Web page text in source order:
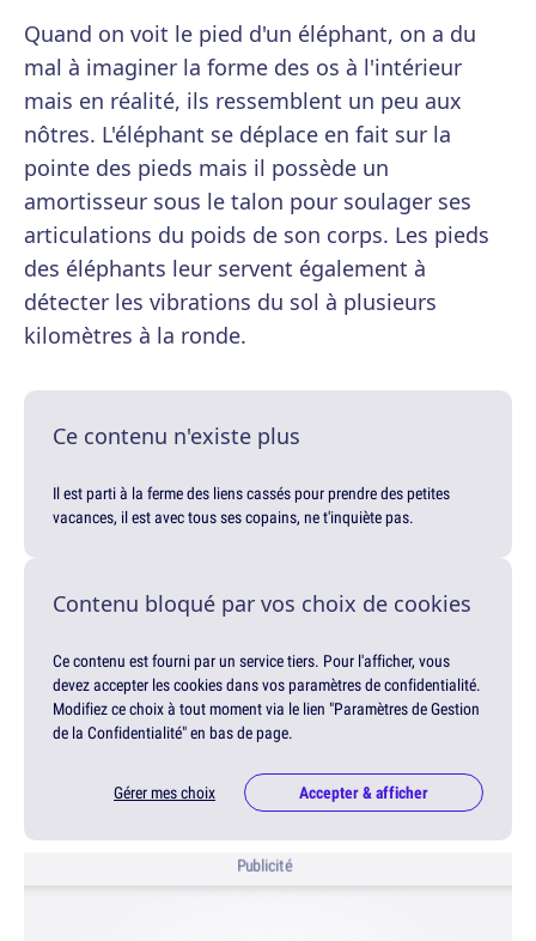
Quand on voit le pied d'un éléphant, on a du
mal à imaginer la forme des os à l'intérieur
mais en réalité, ils ressemblent un peu aux
nôtres. L'éléphant se déplace en fait sur la
pointe des pieds mais il possède un
amortisseur sous le talon pour soulager ses
articulations du poids de son corps. Les pieds
des éléphants leur servent également à
détecter les vibrations du sol à plusieurs
kilomètres à la ronde.
Ce contenu n'existe plus
Il est parti à la ferme des liens cassés pour prendre des petites
vacances, il est avec tous ses copains, ne t'inquiète pas.
Contenu bloqué par vos choix de cookies
Ce contenu est fourni par un service tiers. Pour l'afficher, vous
devez accepter les cookies dans vos paramètres de confidentialité.
Modifiez ce choix à tout moment via le lien "Paramètres de Gestion
de la Confidentialité" en bas de page.
Gérer mes choix Accepter & afficher
Publicité